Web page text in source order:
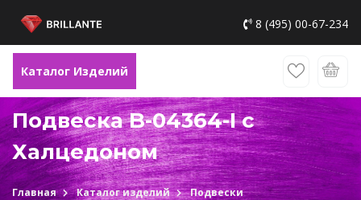
8 (495) 00-67-234
Каталог Изделий
Подвеска B-04364-I с
Халцедоном
Главная Каталог изделий
Подвески